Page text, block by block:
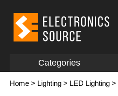
Categories
Home > Lighting > LED Lighting >